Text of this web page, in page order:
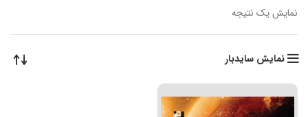
نمایش یک نتیجه
نمایش سایدبار